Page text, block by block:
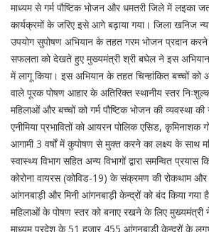
माध्यम से गर्म पौष्टिक भोजन और धमतरी जिले में लइका
कार्यक्रमों के जरिए इसे आगे बढ़ाया गया। जिला खनिज
उपयोग सुपोषण अभियान के तहत गरम भोजन प्रदान
सफलता को देखते हुए मुख्यमंत्री श्री बघेल ने इस
में लागू किया। इस अभियान के तहत चिन्हांकित बच्चों को
वाले पूरक पोषण आहार के अतिरिक्त स्थानीय स्तर
महिलाओं और बच्चों को गर्म पौष्टिक भोजन की व्यवस्था
एनीमिया प्रभावितों को आयरन पोलिक एसिड, कृमिनाशक
आगामी 3 वर्षों में कुपोषण से मुक्त करने का लक्ष्य के साथ
स्वास्थ्य विभाग सहित अन्य विभागों द्वारा समन्वित प्रयास
कोरोना वायरस (कोविड-19) के संक्रमण की रोकथाम
आंगनबाड़ी और मिनी आंगनबाड़ी केन्द्रों को बंद किया गया
महिलाओं के पोषण स्तर को बनाए रखने के लिए मुख्यमंत्री
माध्यम प्रदेश के 51 हजार 455 आंगनबाड़ी केन्द्रों के